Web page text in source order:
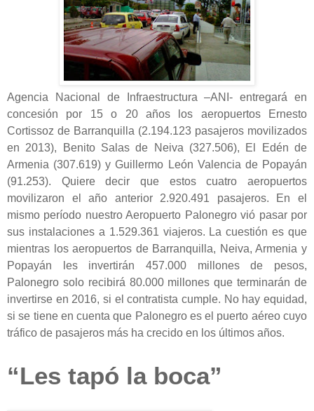
Agencia Nacional de Infraestructura –ANI- entregará en
concesión por 15 o 20 años los aeropuertos Ernesto
Cortissoz de Barranquilla (2.194.123 pasajeros movilizados
en 2013), Benito Salas de Neiva (327.506), El Edén de
Armenia (307.619) y Guillermo León Valencia de Popayán
(91.253). Quiere decir que estos cuatro aeropuertos
movilizaron el año anterior 2.920.491 pasajeros. En el
mismo período nuestro Aeropuerto Palonegro vió pasar por
sus instalaciones a 1.529.361 viajeros. La cuestión es que
mientras los aeropuertos de Barranquilla, Neiva, Armenia y
Popayán les invertirán 457.000 millones de pesos,
Palonegro solo recibirá 80.000 millones que terminarán de
invertirse en 2016, si el contratista cumple. No hay equidad,
si se tiene en cuenta que Palonegro es el puerto aéreo cuyo
tráfico de pasajeros más ha crecido en los últimos años.
“Les tapó la boca”